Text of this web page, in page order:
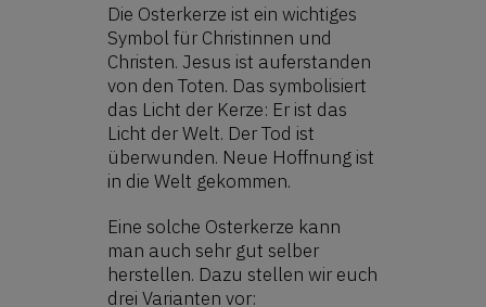
Die Osterkerze ist ein wichtiges
Symbol für Christinnen und
Christen. Jesus ist auferstanden
von den Toten. Das symbolisiert
das Licht der Kerze: Er ist das
Licht der Welt. Der Tod ist
überwunden. Neue Hoffnung ist
in die Welt gekommen.
Eine solche Osterkerze kann
man auch sehr gut selber
herstellen. Dazu stellen wir euch
drei Varianten vor: